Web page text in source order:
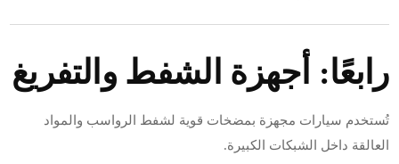
رابعًا: أجهزة الشفط والتفريغ
تُستخدم سيارات مجهزة بمضخات قوية لشفط الرواسب والمواد
العالقة داخل الشبكات الكبيرة.